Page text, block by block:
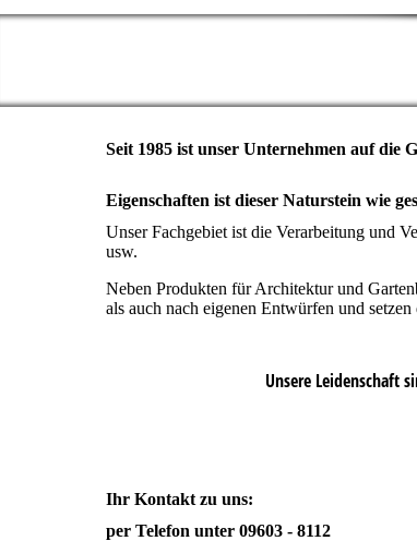
Seit 1985 ist unser Unternehmen auf die
Eigenschaften ist dieser Naturstein wie
Unser Fachgebiet ist die Verarbeitung und
usw.
Neben Produkten für Architektur und
als auch nach eigenen Entwürfen und setzen
Unsere Leidenschaft
Ihr Kontakt zu uns:
per Telefon unter 09603 - 8112